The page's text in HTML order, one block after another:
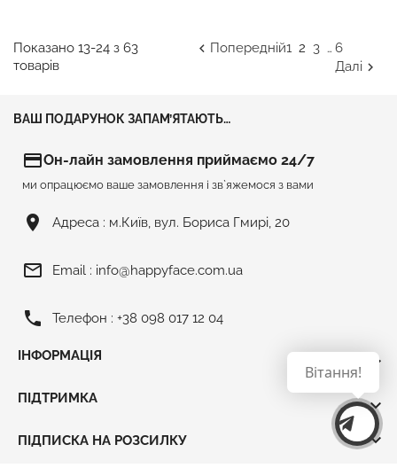
Показано 13-24 з 63
товарів
 Попередній12 3… 6
Далі 
ВАШ ПОДАРУНОК ЗАПАМ’ЯТАЮТЬ…
credit_cardОн-лайн замовлення приймаємо 24/7
ми опрацюємо ваше замовлення і зв`яжемося з вами
room Адреса : м.Київ, вул. Бориса Гмирі, 20
mail_outline Email : info@happyface.com.ua
phone Телефон : +38 098 017 12 04
ІНФОРМАЦІЯ 
ПІДТРИМКА 
ПІДПИСКА НА РОЗСИЛКУ 
Вітання!